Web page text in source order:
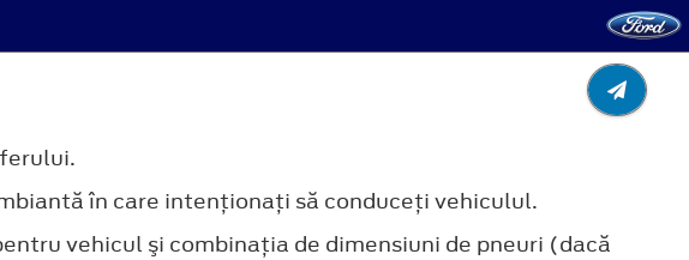
în care intenţionaţi să conduceţi vehiculul.
vehicul şi combinaţia de dimensiuni de pneuri (dacă